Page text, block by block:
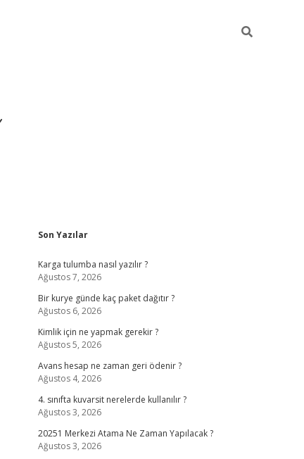
Sidebar
Son Yazılar
Karga tulumba nasıl yazılır ?
Ağustos 7, 2026
Bir kurye günde kaç paket dağıtır ?
Ağustos 6, 2026
Kimlik için ne yapmak gerekir ?
Ağustos 5, 2026
Avans hesap ne zaman geri ödenir ?
Ağustos 4, 2026
4. sınıfta kuvarsit nerelerde kullanılır ?
Ağustos 3, 2026
20251 Merkezi Atama Ne Zaman Yapılacak ?
Ağustos 3, 2026